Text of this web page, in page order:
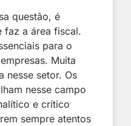
questão, é
faz a área fiscal.
para o
Muita
nesse setor. Os
nesse campo
e crítico
sempre atentos